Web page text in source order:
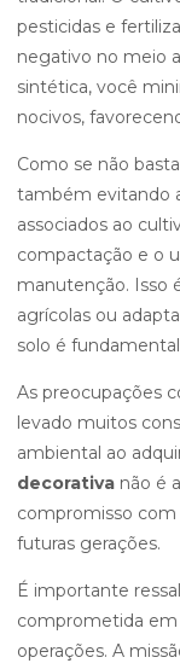
pesticidas e
negativo no meio
sintética, você
nocivos,
Como se não
também evitando
associados ao
compactação e o
manutenção. Isso
agrícolas ou
solo é
As preocupações
levado muitos
ambiental ao
decorativa não é
compromisso com
futuras gerações.
É importante
comprometida em
operações. A